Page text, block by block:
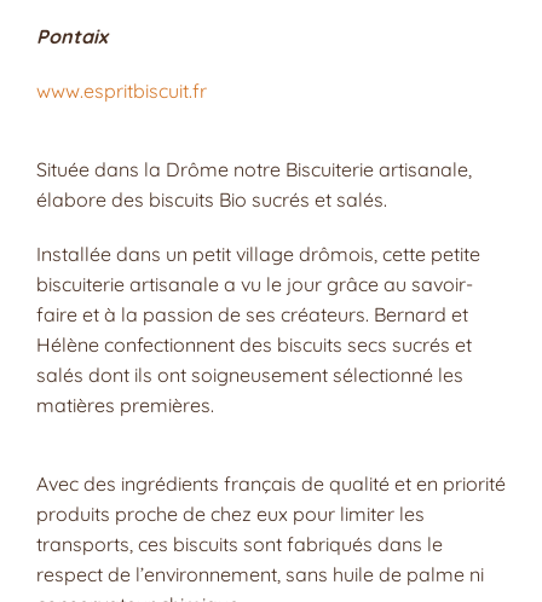
Pontaix
www.espritbiscuit.fr
Située dans la Drôme notre Biscuiterie artisanale,
élabore des biscuits Bio sucrés et salés.
Installée dans un petit village drômois, cette petite
biscuiterie artisanale a vu le jour grâce au savoir-
faire et à la passion de ses créateurs. Bernard et
Hélène confectionnent des biscuits secs sucrés et
salés dont ils ont soigneusement sélectionné les
matières premières.
Avec des ingrédients français de qualité et en priorité
produits proche de chez eux pour limiter les
transports, ces biscuits sont fabriqués dans le
respect de l’environnement, sans huile de palme ni